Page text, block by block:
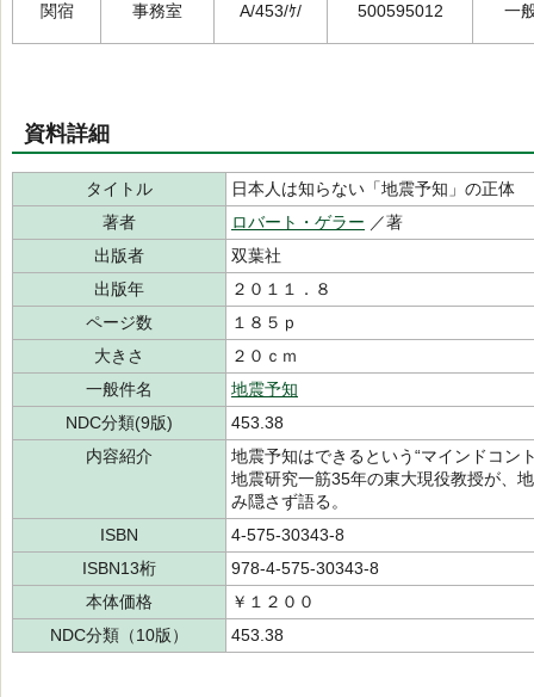
関宿 事務室 A/453/ｹ/ 500595012 一
資料詳細
タイトル
日本人は知らない「地震予知」の正体
著者
ロバート・ゲラー ／著
出版者
双葉社
出版年
２０１１．８
ページ数
１８５ｐ
大きさ
２０ｃｍ
一般件名
地震予知
NDC分類(9版)
453.38
内容紹介
地震予知はできるという“マインドコン
地震研究一筋35年の東大現役教授が、
み隠さず語る。
ISBN
4-575-30343-8
ISBN13桁
978-4-575-30343-8
本体価格
￥１２００
NDC分類（10版）
453.38